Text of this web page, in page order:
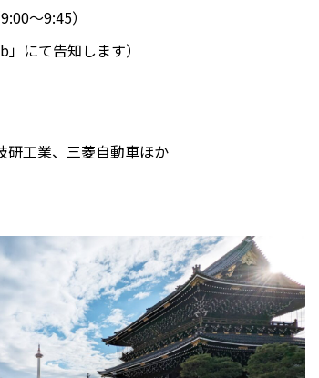
9:00～9:45）
にて告知します）
研工業、三菱自動車ほか